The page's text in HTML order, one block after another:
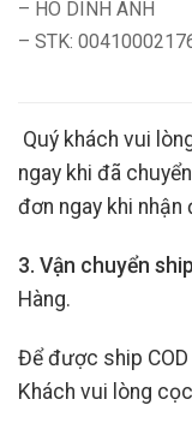
– HO DINH ANH
– STK:
Quý khách vui
ngay khi đã
đơn ngay khi
3. Vận chuyển
Hàng.
Để được ship COD
Khách vui lòng